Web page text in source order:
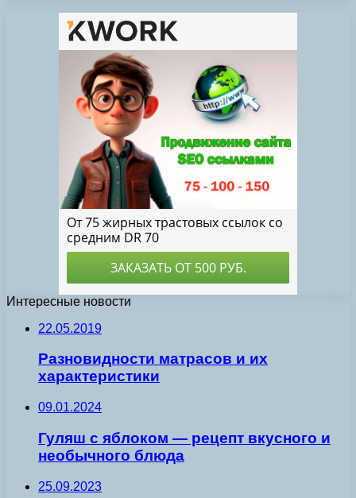
Интересные новости
22.05.2019
Разновидности матрасов и их
характеристики
09.01.2024
Гуляш с яблоком — рецепт вкусного и
необычного блюда
25.09.2023